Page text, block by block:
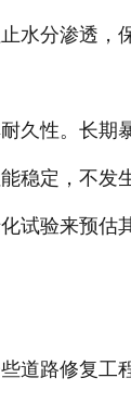
水分渗透，
性。长期
稳定，不发
试验来预估
路修复工